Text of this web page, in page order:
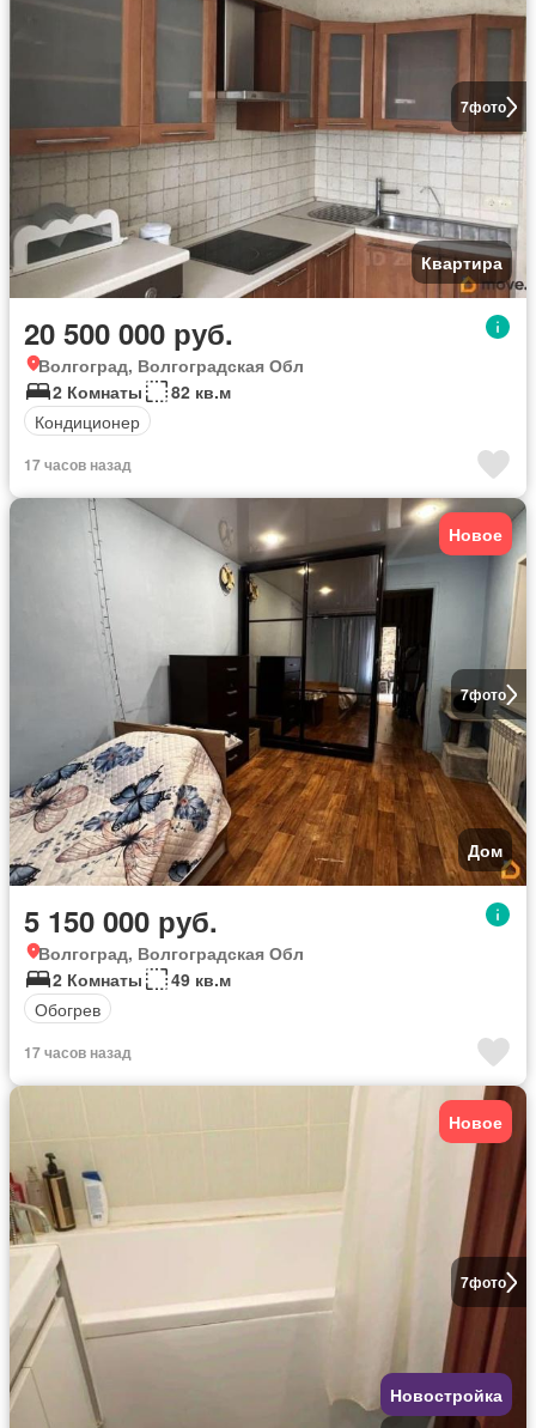
7фото
Квартира
20 500 000 руб.
Волгоград, Волгоградская Обл
2 Комнаты
82 кв.м
Кондиционер
17 часов назад
7фото
Новое
Дом
5 150 000 руб.
Волгоград, Волгоградская Обл
2 Комнаты
49 кв.м
Обогрев
17 часов назад
7фото
Новое
Новостройка